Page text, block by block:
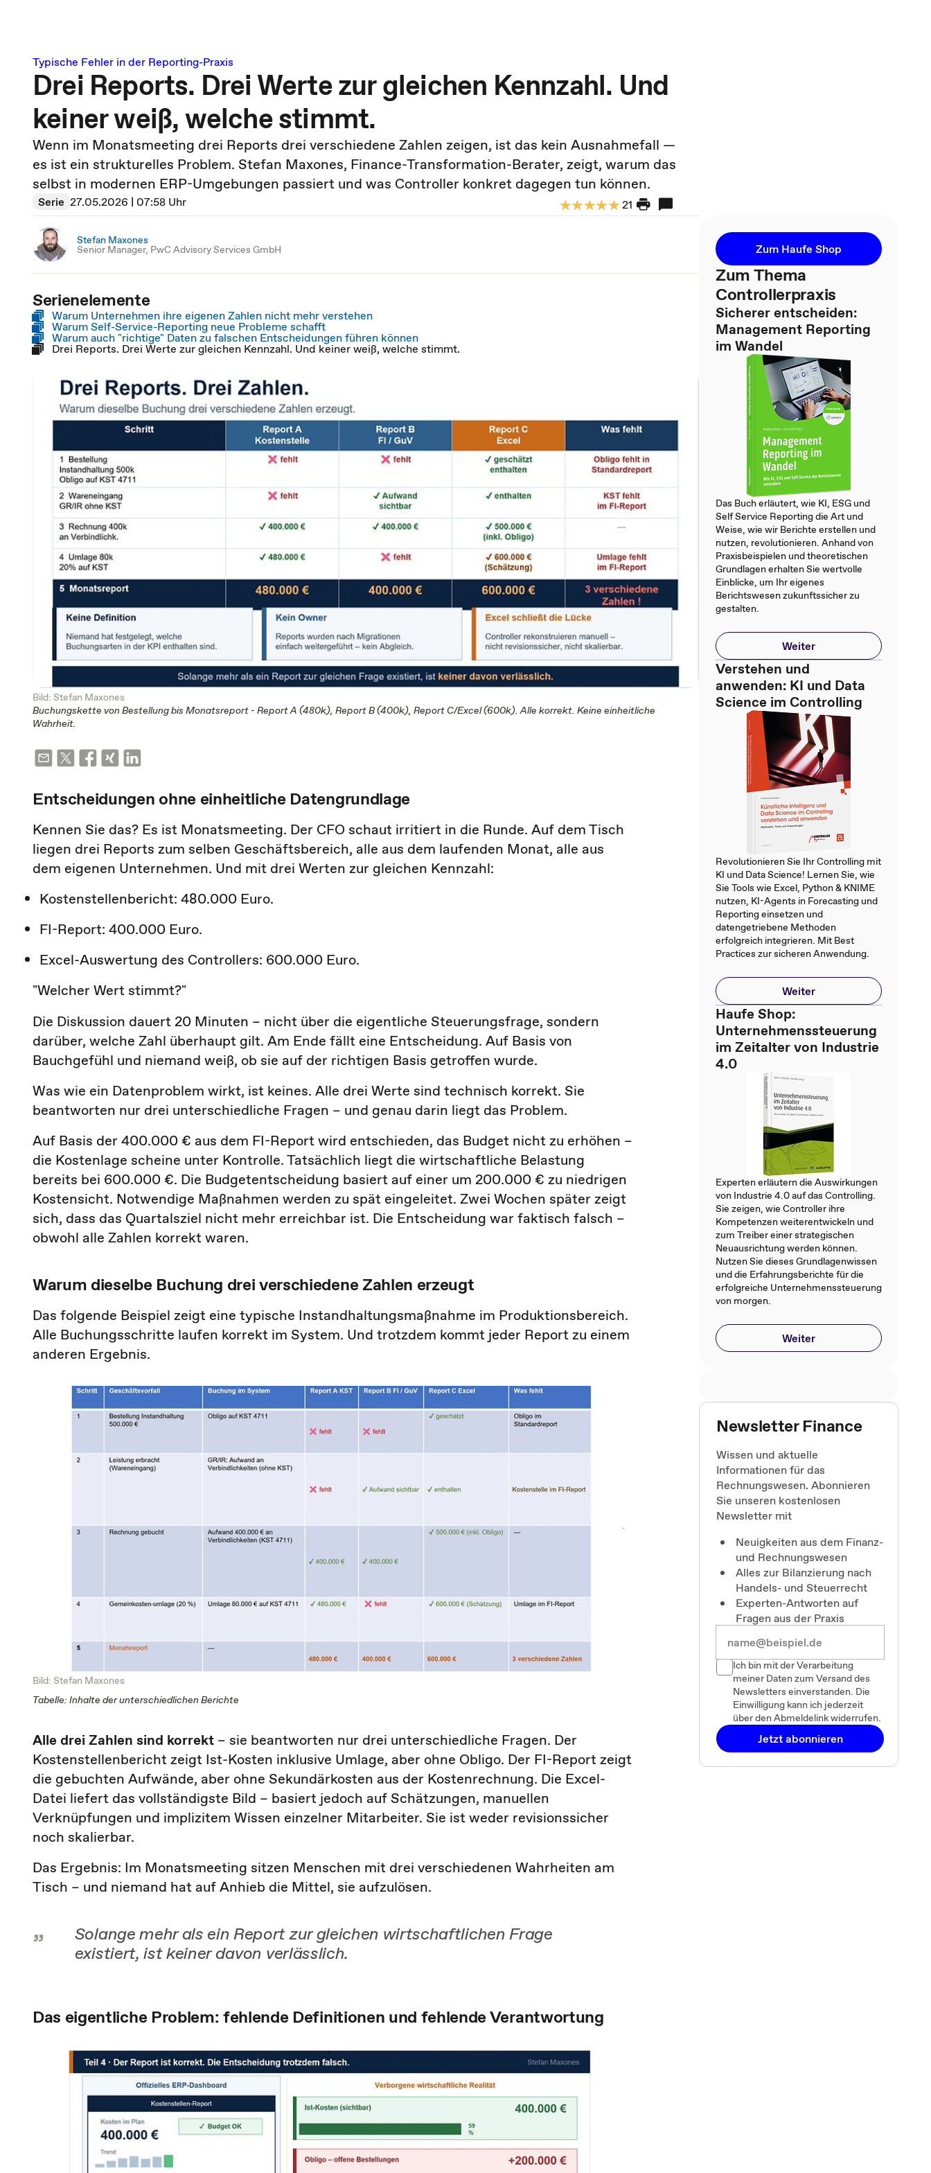
Typische Fehler in der Reporting-Praxis
Drei Reports. Drei Werte zur gleichen Kennzahl. Und
keiner weiß, welche stimmt.
Wenn im Monatsmeeting drei Reports drei verschiedene Zahlen zeigen, ist das kein Ausnahmefall —
es ist ein strukturelles Problem. Stefan Maxones, Finance-Transformation-Berater, zeigt, warum das
selbst in modernen ERP-Umgebungen passiert und was Controller konkret dagegen tun können.
Serie 27.05.2026 | 07:58 Uhr 21
Stefan Maxones
Senior Manager, PwC Advisory Services GmbH
Serienelemente
Warum Unternehmen ihre eigenen Zahlen nicht mehr verstehen
Warum Self-Service-Reporting neue Probleme schafft
Warum auch "richtige" Daten zu falschen Entscheidungen führen können
Drei Reports. Drei Werte zur gleichen Kennzahl. Und keiner weiß, welche stimmt.
Bild: Stefan Maxones
Buchungskette von Bestellung bis Monatsreport - Report A (480k), Report B (400k), Report C/Excel (600k). Alle korrekt. Keine einheitliche
Wahrheit.
Entscheidungen ohne einheitliche Datengrundlage
Kennen Sie das? Es ist Monatsmeeting. Der CFO schaut irritiert in die Runde. Auf dem Tisch
liegen drei Reports zum selben Geschäftsbereich, alle aus dem laufenden Monat, alle aus
dem eigenen Unternehmen. Und mit drei Werten zur gleichen Kennzahl:
Kostenstellenbericht: 480.000 Euro.
FI-Report: 400.000 Euro.
Excel-Auswertung des Controllers: 600.000 Euro.
"Welcher Wert stimmt?"
Die Diskussion dauert 20 Minuten – nicht über die eigentliche Steuerungsfrage, sondern
darüber, welche Zahl überhaupt gilt. Am Ende fällt eine Entscheidung. Auf Basis von
Bauchgefühl und niemand weiß, ob sie auf der richtigen Basis getroffen wurde.
Was wie ein Datenproblem wirkt, ist keines. Alle drei Werte sind technisch korrekt. Sie
beantworten nur drei unterschiedliche Fragen – und genau darin liegt das Problem.
Auf Basis der 400.000 € aus dem FI-Report wird entschieden, das Budget nicht zu erhöhen –
die Kostenlage scheine unter Kontrolle. Tatsächlich liegt die wirtschaftliche Belastung
bereits bei 600.000 €. Die Budgetentscheidung basiert auf einer um 200.000 € zu niedrigen
Kostensicht. Notwendige Maßnahmen werden zu spät eingeleitet. Zwei Wochen später zeigt
sich, dass das Quartalsziel nicht mehr erreichbar ist. Die Entscheidung war faktisch falsch –
obwohl alle Zahlen korrekt waren.
Warum dieselbe Buchung drei verschiedene Zahlen erzeugt
Das folgende Beispiel zeigt eine typische Instandhaltungsmaßnahme im Produktionsbereich.
Alle Buchungsschritte laufen korrekt im System. Und trotzdem kommt jeder Report zu einem
anderen Ergebnis.
Bild: Stefan Maxones
Tabelle: Inhalte der unterschiedlichen Berichte
Alle drei Zahlen sind korrekt – sie beantworten nur drei unterschiedliche Fragen. Der
Kostenstellenbericht zeigt Ist-Kosten inklusive Umlage, aber ohne Obligo. Der FI-Report zeigt
die gebuchten Aufwände, aber ohne Sekundärkosten aus der Kostenrechnung. Die Excel-
Datei liefert das vollständigste Bild – basiert jedoch auf Schätzungen, manuellen
Verknüpfungen und implizitem Wissen einzelner Mitarbeiter. Sie ist weder revisionssicher
noch skalierbar.
Das Ergebnis: Im Monatsmeeting sitzen Menschen mit drei verschiedenen Wahrheiten am
Tisch – und niemand hat auf Anhieb die Mittel, sie aufzulösen.
Solange mehr als ein Report zur gleichen wirtschaftlichen Frage
existiert, ist keiner davon verlässlich.
Das eigentliche Problem: fehlende Definitionen und fehlende Verantwortung
Zum Haufe Shop
Zum Thema
Controllerpraxis
Sicherer entscheiden:
Management Reporting
im Wandel
Das Buch erläutert, wie KI, ESG und
Self Service Reporting die Art und
Weise, wie wir Berichte erstellen und
nutzen, revolutionieren. Anhand von
Praxisbeispielen und theoretischen
Grundlagen erhalten Sie wertvolle
Einblicke, um Ihr eigenes
Berichtswesen zukunftssicher zu
gestalten.
Weiter
Verstehen und
anwenden: KI und Data
Science im Controlling
Revolutionieren Sie Ihr Controlling mit
KI und Data Science! Lernen Sie, wie
Sie Tools wie Excel, Python & KNIME
nutzen, KI-Agents in Forecasting und
Reporting einsetzen und
datengetriebene Methoden
erfolgreich integrieren. Mit Best
Practices zur sicheren Anwendung.
Weiter
Haufe Shop:
Unternehmenssteuerung
im Zeitalter von Industrie
4.0
Experten erläutern die Auswirkungen
von Industrie 4.0 auf das Controlling.
Sie zeigen, wie Controller ihre
Kompetenzen weiterentwickeln und
zum Treiber einer strategischen
Neuausrichtung werden können.
Nutzen Sie dieses Grundlagenwissen
und die Erfahrungsberichte für die
erfolgreiche Unternehmenssteuerung
von morgen.
Weiter
Newsletter Finance
Wissen und aktuelle
Informationen für das
Rechnungswesen. Abonnieren
Sie unseren kostenlosen
Newsletter mit
Neuigkeiten aus dem Finanz-
und Rechnungswesen
Alles zur Bilanzierung nach
Handels- und Steuerrecht
Experten-Antworten auf
Fragen aus der Praxis
Ich bin mit der Verarbeitung
meiner Daten zum Versand des
Newsletters einverstanden. Die
Einwilligung kann ich jederzeit
über den Abmeldelink widerrufen.
Jetzt abonnieren